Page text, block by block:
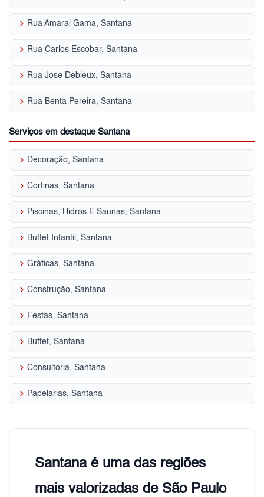
keyboard_arrow_right Rua Amaral Gama, Santana
keyboard_arrow_right Rua Carlos Escobar, Santana
keyboard_arrow_right Rua Jose Debieux, Santana
keyboard_arrow_right Rua Benta Pereira, Santana
Serviços em destaque Santana
keyboard_arrow_right Decoração, Santana
keyboard_arrow_right Cortinas, Santana
keyboard_arrow_right Piscinas, Hidros E Saunas, Santana
keyboard_arrow_right Buffet Infantil, Santana
keyboard_arrow_right Gráficas, Santana
keyboard_arrow_right Construção, Santana
keyboard_arrow_right Festas, Santana
keyboard_arrow_right Buffet, Santana
keyboard_arrow_right Consultoria, Santana
keyboard_arrow_right Papelarias, Santana
Santana é uma das regiões
mais valorizadas de São Paulo